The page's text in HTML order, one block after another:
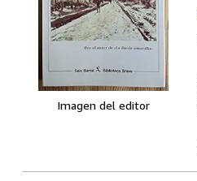
Imagen del editor